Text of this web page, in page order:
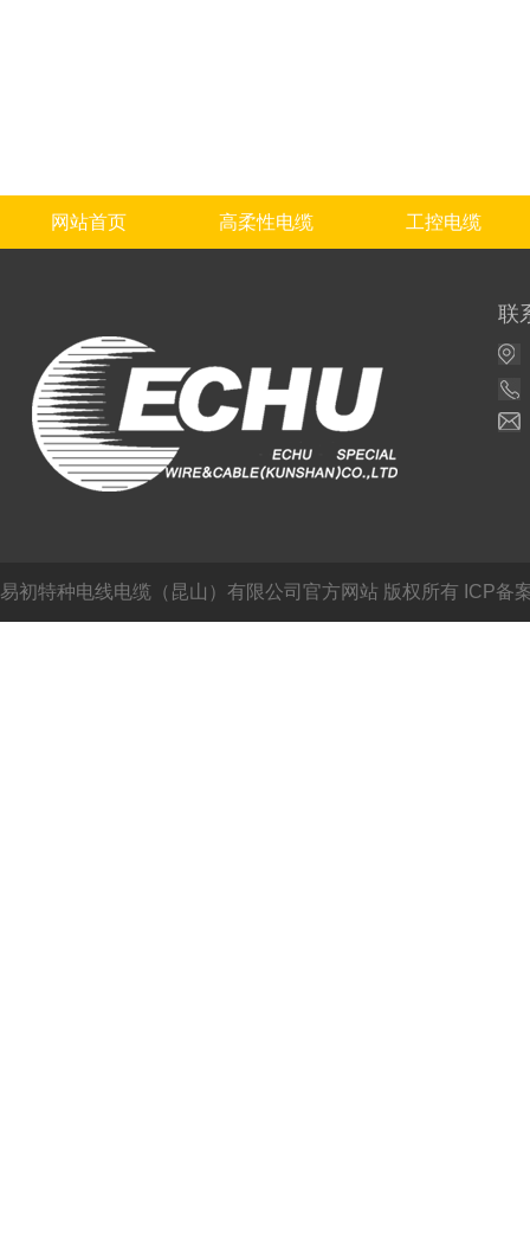
网站首页 高柔性电缆 工控电缆
联
易初特种电线电缆（昆山）有限公司官方网站 版权所有 ICP备